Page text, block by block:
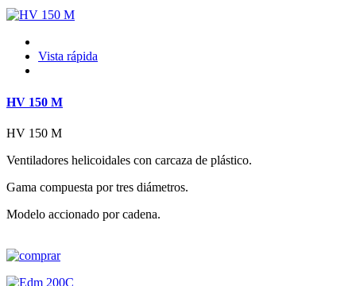
Vista rápida
HV 150 M
HV 150 M
Ventiladores helicoidales con carcaza de plástico.
Gama compuesta por tres diámetros.
Modelo accionado por cadena.